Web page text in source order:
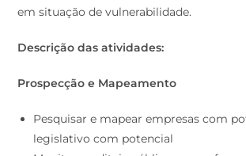
em situação de vulnerabilidade.
Descrição das atividades:
Prospecção e Mapeamento
Pesquisar e mapear empresas com
legislativo com potencial